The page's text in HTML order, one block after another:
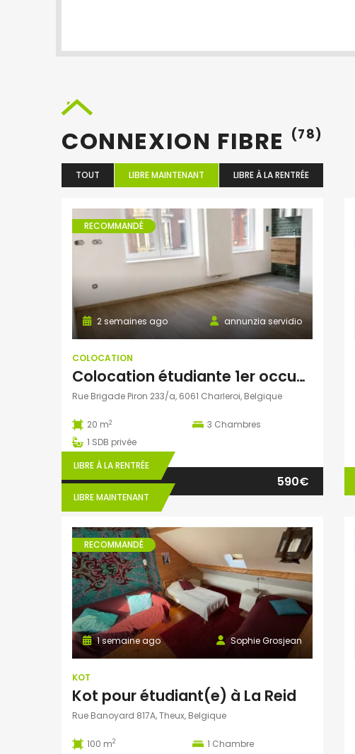
CONNEXION FIBRE (78)
TOUT LIBRE MAINTENANT LIBRE À LA RENTRÉE
RECOMMANDÉ
annunzia servidio
2 semaines ago
COLOCATION
Colocation étudiante 1er occupation
Rue Brigade Piron 233/a, 6061 Charleroi, Belgique
20 m2 3 Chambres
1 SDB privée
LIBRE À LA RENTRÉE
LIBRE MAINTENANT
590€
RECOMMANDÉ
Sophie Grosjean
1 semaine ago
KOT
Kot pour étudiant(e) à La Reid
Rue Banoyard 817A, Theux, Belgique
100 m2 1 Chambre